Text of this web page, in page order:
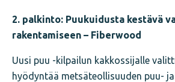
2. palkinto: Puukuidusta kestävä
rakentamiseen – Fiberwood
Uusi puu -kilpailun kakkossijalle
hyödyntää metsäteollisuuden puu- ja